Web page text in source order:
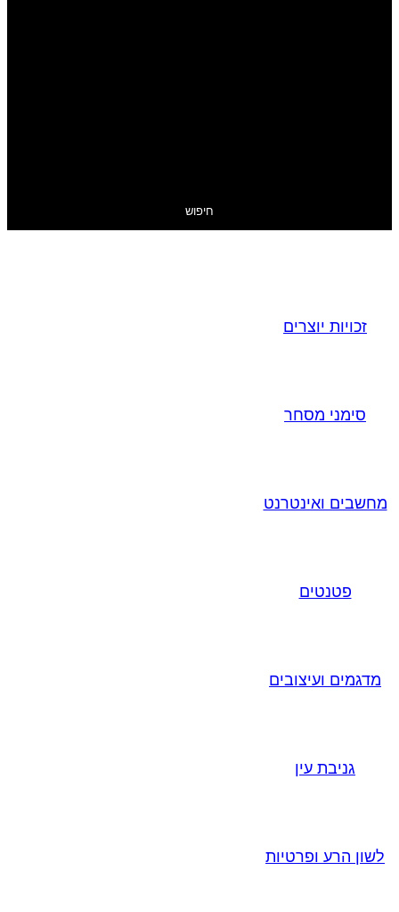
חיפוש
זכויות יוצרים
סימני מסחר
מחשבים ואינטרנט
פטנטים
מדגמים ועיצובים
גניבת עין
לשון הרע ופרטיות